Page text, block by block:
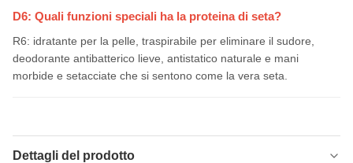
D6: Quali funzioni speciali ha la proteina di seta?
R6: idratante per la pelle, traspirabile per eliminare il sudore,
deodorante antibatterico lieve, antistatico naturale e mani
morbide e setacciate che si sentono come la vera seta.
Dettagli del prodotto